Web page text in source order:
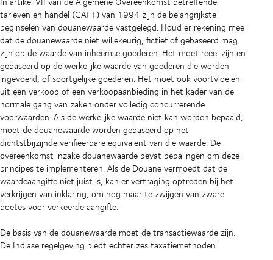
tarieven en handel (GATT) van 1994 zijn de belangrijkste
beginselen van douanewaarde vastgelegd. Houd er rekening mee
dat de douanewaarde niet willekeurig, fictief of gebaseerd mag
zijn op de waarde van inheemse goederen. Het moet reëel zijn en
gebaseerd op de werkelijke waarde van goederen die worden
ingevoerd, of soortgelijke goederen. Het moet ook voortvloeien
uit een verkoop of een verkoopaanbieding in het kader van de
normale gang van zaken onder volledig concurrerende
voorwaarden. Als de werkelijke waarde niet kan worden bepaald,
moet de douanewaarde worden gebaseerd op het
dichtstbijzijnde verifieerbare equivalent van die waarde. De
overeenkomst inzake douanewaarde bevat bepalingen om deze
principes te implementeren. Als de Douane vermoedt dat de
waardeaangifte niet juist is, kan er vertraging optreden bij het
verkrijgen van inklaring, om nog maar te zwijgen van zware
boetes voor verkeerde aangifte.
De basis van de douanewaarde moet de transactiewaarde zijn.
De Indiase regelgeving biedt echter zes taxatiemethoden: